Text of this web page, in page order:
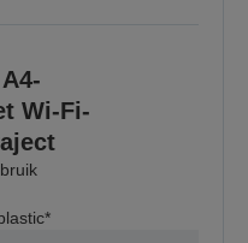
Wi-Fi-